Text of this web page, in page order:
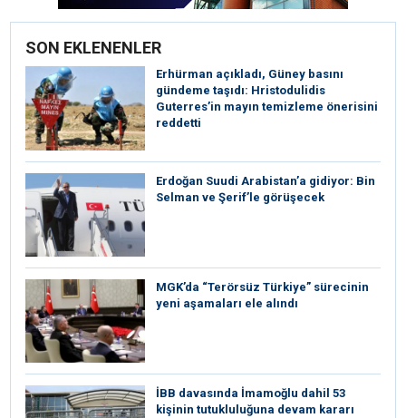
SON EKLENENLER
Erhürman açıkladı, Güney basını
gündeme taşıdı: Hristodulidis
Guterres’in mayın temizleme önerisini
reddetti
Erdoğan Suudi Arabistan’a gidiyor: Bin
Selman ve Şerif’le görüşecek
MGK’da “Terörsüz Türkiye” sürecinin
yeni aşamaları ele alındı
İBB davasında İmamoğlu dahil 53
kişinin tutukluluğuna devam kararı